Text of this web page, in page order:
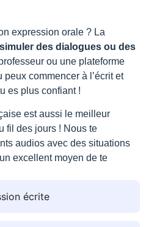
expression orale ? La
simuler des dialogues ou des
ou une plateforme
commencer à l’écrit et
es plus confiant !
est aussi le meilleur
fil des jours ! Nous te
audios avec des situations
excellent moyen de te
écrite